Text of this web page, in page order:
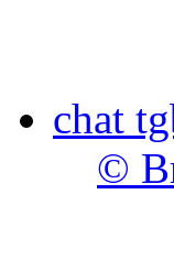
chat
©